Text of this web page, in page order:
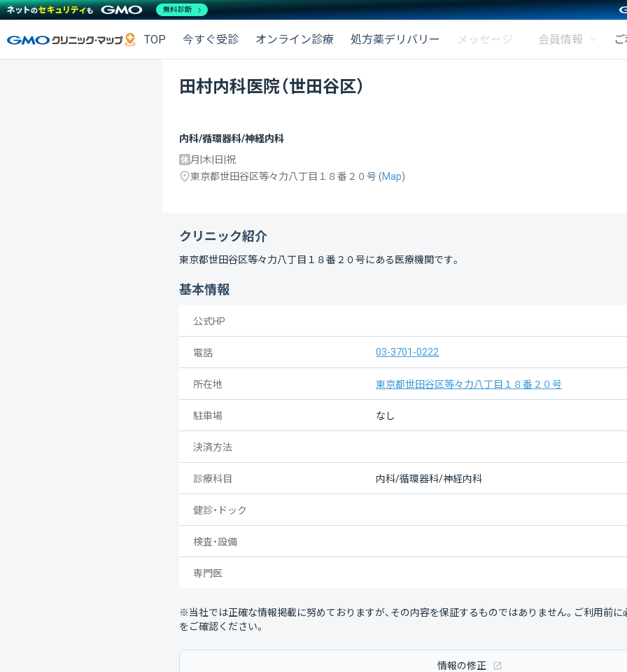
TOP 今すぐ受診 オンライン診療 処方薬デリバリー メッセージ 会員情報
田村内科医院（世田谷区）
内科/循環器科/神経内科
月|木|日|祝
東京都世田谷区等々力八丁目１８番２０号 (Map)
クリニック紹介
東京都世田谷区等々力八丁目１８番２０号にある医療機関です。
基本情報
公式HP
電話 03-3701-0222
所在地 東京都世田谷区等々力八丁目１８番２０号
駐車場 なし
決済方法
診療科目 内科/循環器科/神経内科
健診・ドック
検査・設備
専門医
※当社では正確な情報掲載に努めておりますが、その内容を保証するものではありません。ご利用前
をご確認ください。
情報の修正
無料診断